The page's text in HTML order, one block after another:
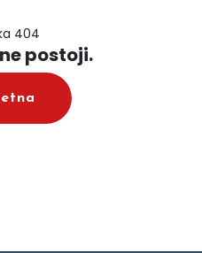
404
postoji.